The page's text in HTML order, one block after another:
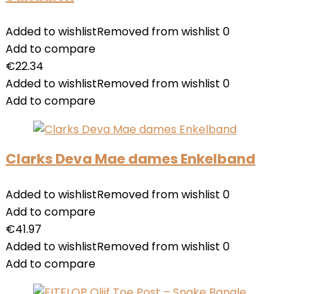
Added to wishlistRemoved from wishlist 0
Add to compare
€22.34
Added to wishlistRemoved from wishlist 0
Add to compare
Clarks Deva Mae dames Enkelband
Added to wishlistRemoved from wishlist 0
Add to compare
€41.97
Added to wishlistRemoved from wishlist 0
Add to compare